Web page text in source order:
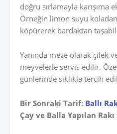
doğru sırlamayla karışıma
Örneğin limon suyu
köpürerek bardaktan
Yanında meze olarak çilek
meyvelerle servis edilir.
günlerinde sıklıkla tercih
Bir Sonraki Tarif: Ballı
Çay ve Balla Yapılan